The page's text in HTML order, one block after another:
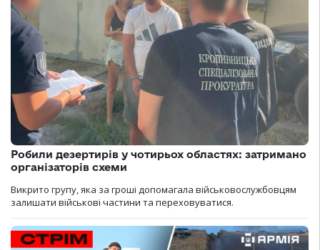
Робили дезертирів у чотирьох областях: затримано
організаторів схеми
Викрито групу, яка за гроші допомагала військовослужбовцям
залишати військові частини та переховуватися.